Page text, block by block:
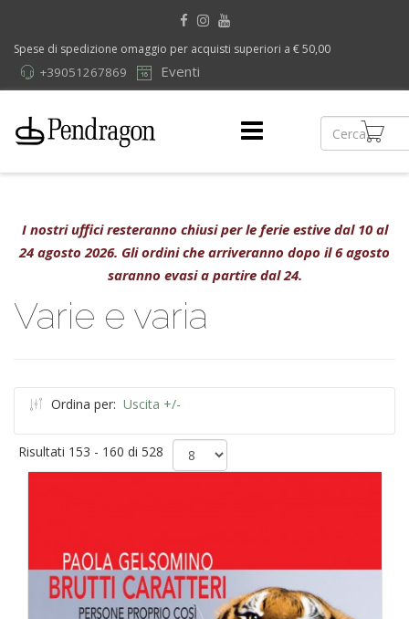
Spese di spedizione omaggio per acquisti superiori a € 50,00
Eventi
+39051267869
I nostri uffici resteranno chiusi per le ferie estive dal 10 al
24 agosto 2026. Gli ordini che arriveranno dopo il 6 agosto
saranno evasi a partire dal 24.
Varie e varia
Ordina per: Uscita +/-
Risultati 153 - 160 di 528